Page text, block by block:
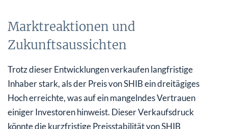
Marktreaktionen und
Zukunftsaussichten
Trotz dieser Entwicklungen verkaufen langfristige
Inhaber stark, als der Preis von SHIB ein dreitägiges
Hoch erreichte, was auf ein mangelndes Vertrauen
einiger Investoren hinweist. Dieser Verkaufsdruck
könnte die kurzfristige Preisstabilität von SHIB